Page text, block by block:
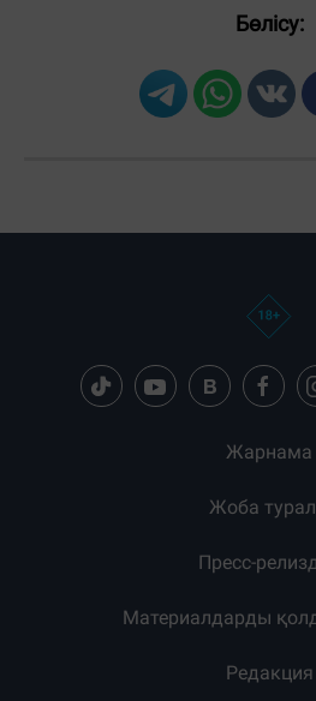
Бөлісу:
Жарнама
Жоба
Пресс-
Материалдарды
Редакция